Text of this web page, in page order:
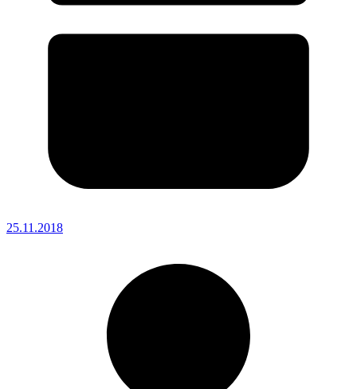
25.11.2018